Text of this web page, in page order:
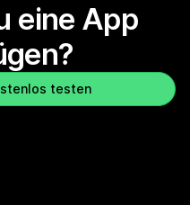
eine App
testen